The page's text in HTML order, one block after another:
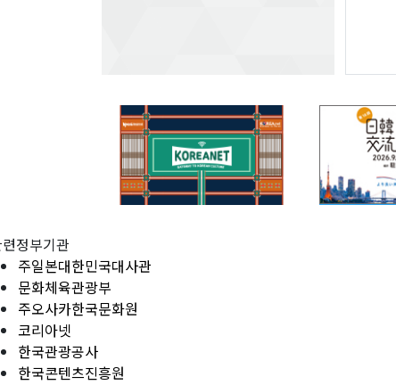
정부기관
주일본대한민국대사관
문화체육관광부
주오사카한국문화원
코리아넷
한국관광공사
한국콘텐츠진흥원